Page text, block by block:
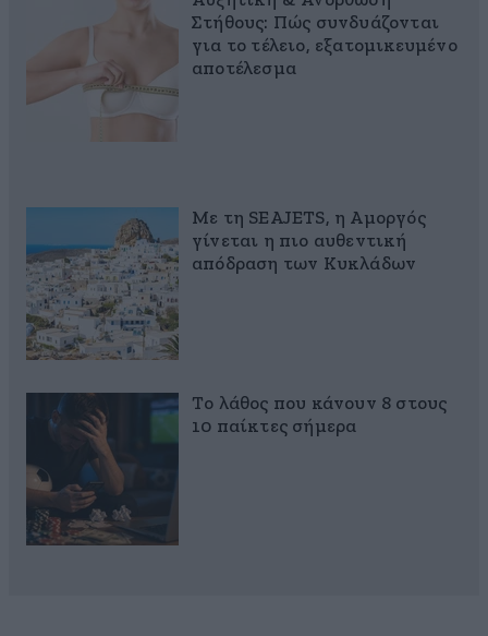
Στήθους: Πώς συνδυάζονται
για το τέλειο, εξατομικευμένο
αποτέλεσμα
Με τη SEAJETS, η Αμοργός
γίνεται η πιο αυθεντική
απόδραση των Κυκλάδων
Το λάθος που κάνουν 8 στους
10 παίκτες σήμερα